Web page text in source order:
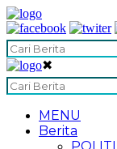
✖
MENU
Berita